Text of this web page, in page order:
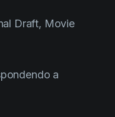
Draft, Movie
a